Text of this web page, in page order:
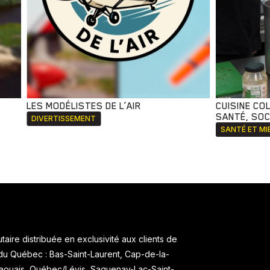
LES MODÉLISTES DE L’AIR
DIVERTISSEMENT
CUISINE
SANTÉ,
SANTÉ ET
distribuée en exclusivité aux clients de
Québec : Bas-Saint-Laurent, Cap-de-la-